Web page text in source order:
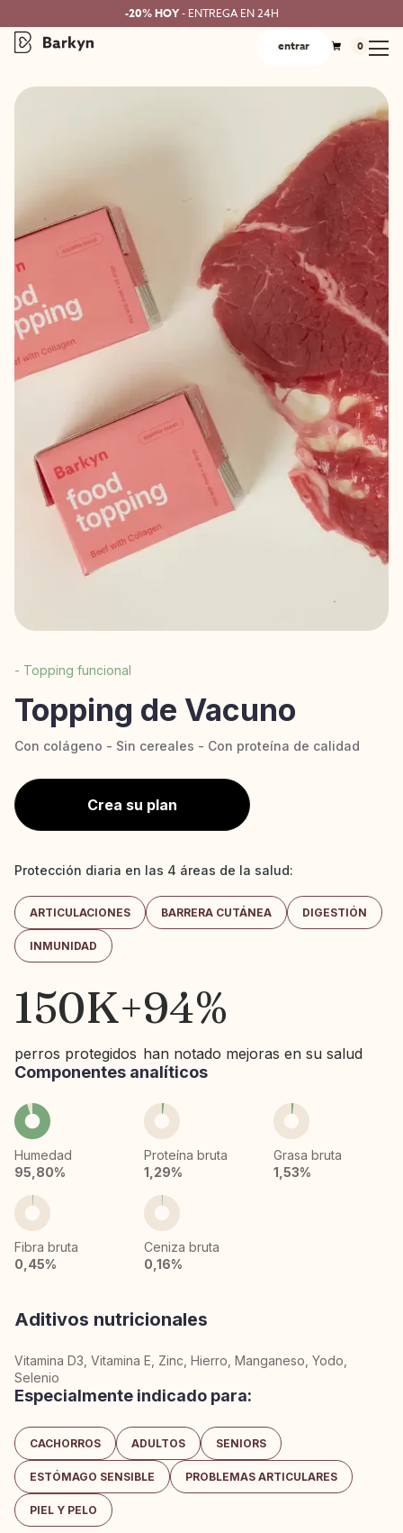
-20% HOY- ENTREGA EN 24H
entrar 0
- Topping funcional
Topping de Vacuno
Con colágeno - Sin cereales - Con proteína de calidad
Crea su plan
Protección diaria en las 4 áreas de la salud:
ARTICULACIONES BARRERA CUTÁNEA DIGESTIÓN
INMUNIDAD
Componentes analíticos
Humedad
95,80%
Proteína bruta
1,29%
Grasa bruta
1,53%
Fibra bruta
0,45%
Ceniza bruta
0,16%
Aditivos nutricionales
Vitamina D3, Vitamina E, Zinc, Hierro, Manganeso, Yodo,
Selenio
Especialmente indicado para:
CACHORROS ADULTOS SENIORS
ESTÓMAGO SENSIBLE PROBLEMAS ARTICULARES
PIEL Y PELO
150K+
perros protegidos
94%
han notado mejoras en su salud